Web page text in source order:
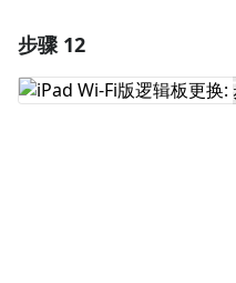
添加评论
步骤 12